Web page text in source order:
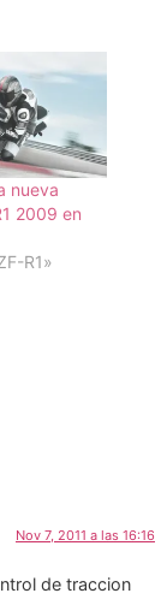
nueva
2009 en
R1»
Nov 7, 2011 a las 16:16
de traccion